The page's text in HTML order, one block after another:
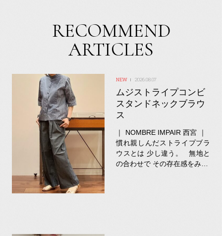
RECOMMEND
ARTICLES
2026.08.07
ムジストライプコンビ
スタンドネックブラウ
ス
｜ NOMBRE IMPAIR 西宮 ｜
慣れ親しんだストライプブラ
ウスとは 少し違う。 無地と
の合わせで その存在感をみ…